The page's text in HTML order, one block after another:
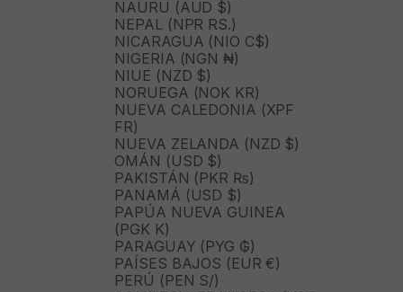
NAURU (AUD $)
NEPAL (NPR RS.)
NICARAGUA (NIO C$)
NIGERIA (NGN ₦)
NIUE (NZD $)
NORUEGA (NOK KR)
NUEVA CALEDONIA (XPF
FR)
NUEVA ZELANDA (NZD $)
OMÁN (USD $)
PAKISTÁN (PKR ₨)
PANAMÁ (USD $)
PAPÚA NUEVA GUINEA
(PGK K)
PARAGUAY (PYG ₲)
PAÍSES BAJOS (EUR €)
PERÚ (PEN S/)